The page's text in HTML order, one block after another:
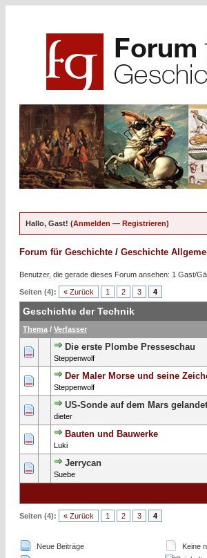
Hallo, Gast! (Anmelden — Registrieren)
Forum für Geschichte / Geschichte
Benutzer, die gerade dieses Forum ansehen: 1 Gast/
Seiten (4): « Zurück 1 2 3 4
Geschichte der Technik
Thema / Verfasser
Die erste Plombe Presseschau
Steppenwolf
0 Bewertung(en) - 0 von 5
12345
Der Maler Morse und seine
Steppenwolf
0 Bewertung(en) - 0 von 5
123 45
US-Sonde auf dem Mars gelandet
dieter
0 Bewertung(en) - 0 von 5
1 2345
Bauten und Bauwerke
Luki
0 Bewertung(en) - 0 von 5
Jerrycan
Suebe
0 Bewertung(en) - 0 von 5
Seiten (4): « Zurück 1 2 3 4
Neue Beiträge
Keine